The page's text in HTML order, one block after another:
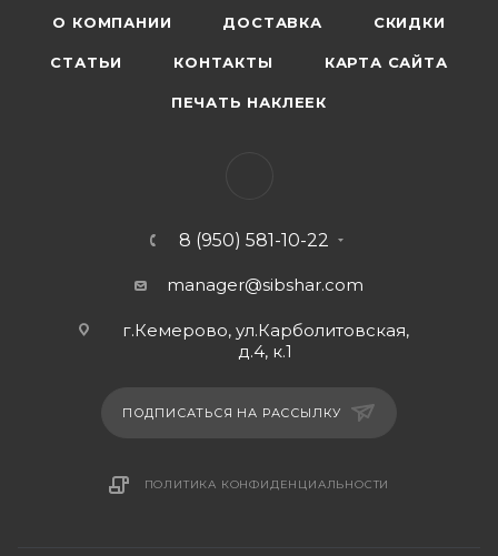
О КОМПАНИИ ДОСТАВКА СКИДКИ
СТАТЬИ КОНТАКТЫ КАРТА САЙТА
ПЕЧАТЬ НАКЛЕЕК
8 (950) 581-10-22
manager@sibshar.com
г.Кемерово, ул.Карболитовская,
д.4, к.1
ПОДПИСАТЬСЯ НА РАССЫЛКУ
ПОЛИТИКА КОНФИДЕНЦИАЛЬНОСТИ